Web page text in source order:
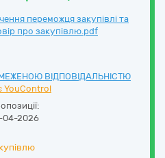
переможця закупівлі та
про закупівлю.pdf
ВІДПОВІДАЛЬНІСТЮ
YouControl
04-2026